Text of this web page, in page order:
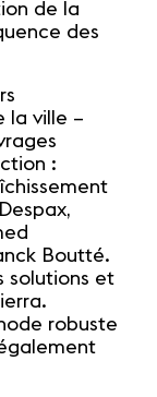
de la
des
la ville –
:
Boutté.
solutions et
robuste